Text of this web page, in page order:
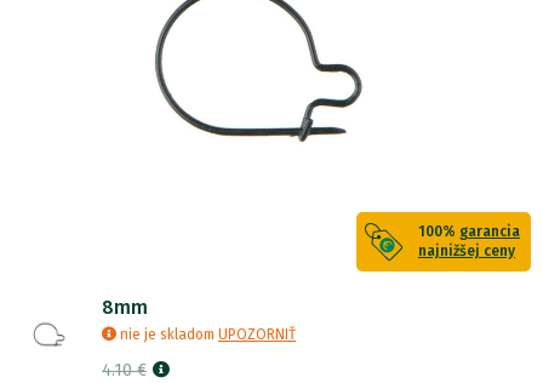
100% garancia
najnižšej ceny
8mm
nie je skladom UPOZORNIŤ
4.10 €